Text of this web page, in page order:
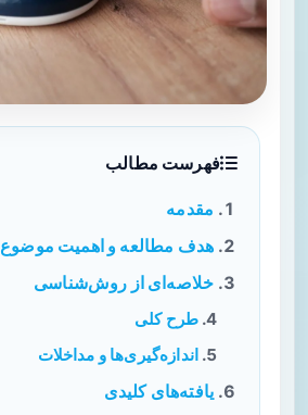
فهرست مطالب
مقدمه
هدف مطالعه و اهمیت موضوع
خلاصه‌ای از روش‌شناسی
طرح کلی
اندازه‌گیری‌ها و مداخلات
یافته‌های کلیدی